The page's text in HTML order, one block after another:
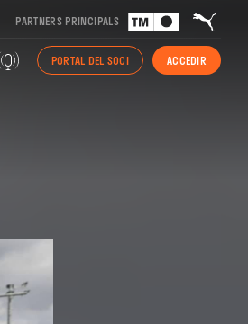
PARTNERS PRINCIPALS
PORTAL DEL SOCI ACCEDIR